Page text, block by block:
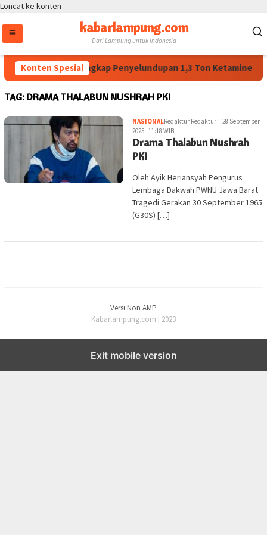
Loncat ke konten
kabarlampung.com
Dari Lampung untuk Indonesia
Konten SpesialBNN Ungkap Penyelundupan 1,3 Ton Ketamine, 8
TAG: DRAMA THALABUN NUSHRAH PKI
NASIONALRedaktur Redaktur
28 September
2025 - 11:18 WIB
Drama Thalabun Nushrah
PKI
Oleh Ayik Heriansyah Pengurus
Lembaga Dakwah PWNU Jawa Barat
Tragedi Gerakan 30 September 1965
(G30S) […]
Versi Non AMP
Kabarlampung.com | 2023
Exit mobile version